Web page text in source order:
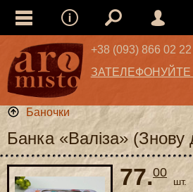
+38 (093) 866 02 22
ЗАТЕЛЕФОНУЙТЕ
Баночки
Банка «Валіза» (Знову
77.00
шт.